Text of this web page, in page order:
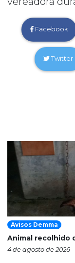
Facebook
Twitter
Avisos Demma
Animal recolhido
4 de agosto de 2026